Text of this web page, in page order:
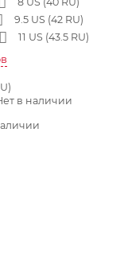
9.5 US (42 RU)
11 US (43.5 RU)
в наличии